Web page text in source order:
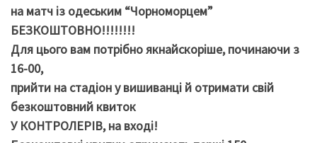
на матч із одеським “Чорноморцем”
БЕЗКОШТОВНО!!!!!!!!
Для цього вам потрібно якнайскоріше, починаючи з
16-00,
прийти на стадіон у вишиванці й отримати свій
безкоштовний квиток
У КОНТРОЛЕРІВ, на вході!